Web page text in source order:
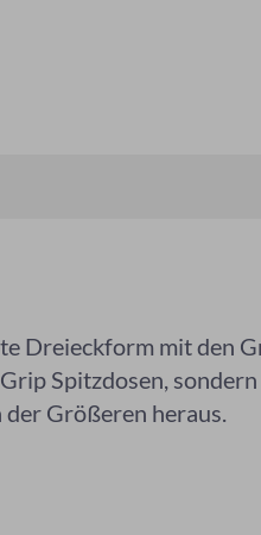
Dreieckform mit den
Spitzdosen,
der Größeren heraus.